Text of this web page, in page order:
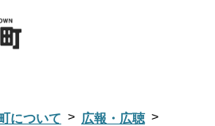
について
広報・広聴